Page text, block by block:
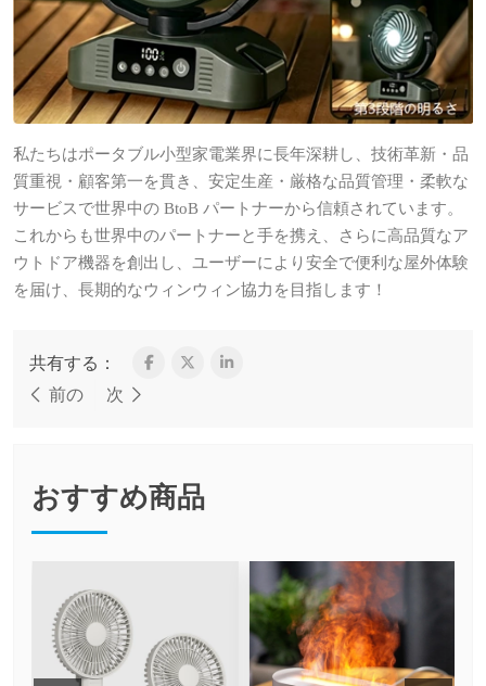
私たちはポータブル小型家電業界に長年深耕し、技術革新・品
質重視・顧客第一を貫き、安定生産・厳格な品質管理・柔軟な
サービスで世界中の BtoB パートナーから信頼されています。
これからも世界中のパートナーと手を携え、さらに高品質なア
ウトドア機器を創出し、ユーザーにより安全で便利な屋外体験
を届け、長期的なウィンウィン協力を目指します！
共有する：
前の
次
おすすめ商品